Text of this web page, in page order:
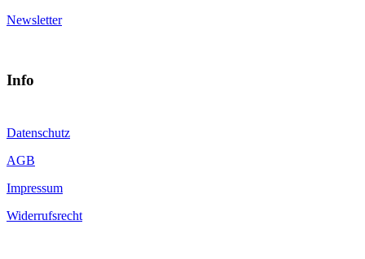
Newsletter
Info
Datenschutz
AGB
Impressum
Widerrufsrecht